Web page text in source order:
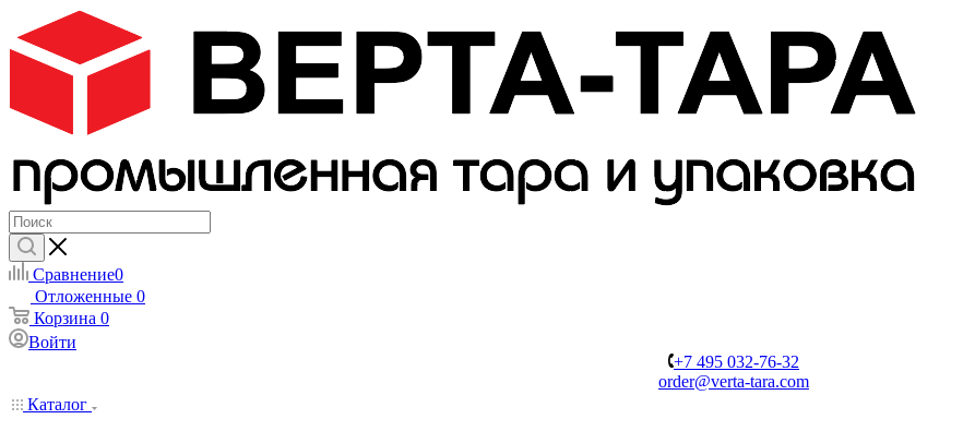
Сравнение0
Отложенные 0
Корзина 0
Войти
+7 495 032-76-32
order@verta-tara.com
Каталог